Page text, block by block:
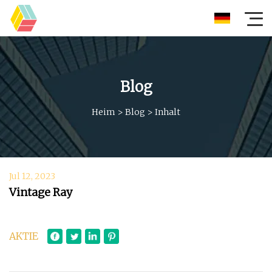
Blog
Heim > Blog > Inhalt
Jul 12, 2023
Vintage Ray
AKTIE